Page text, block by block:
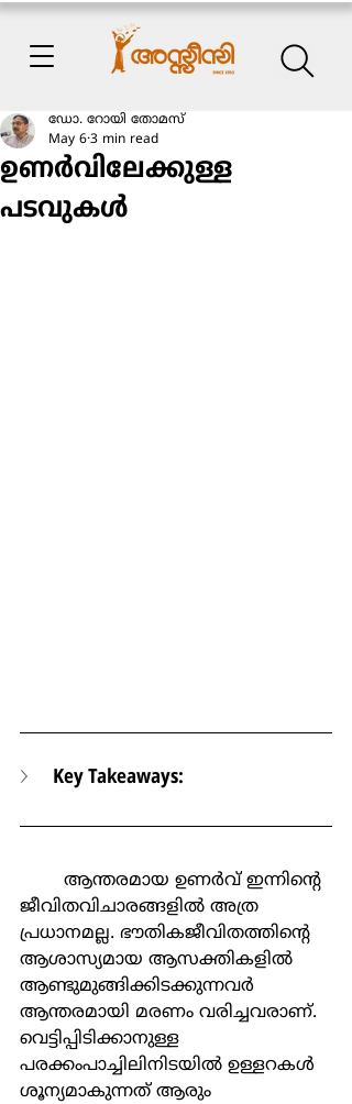
ഉണര്‍വിലേക്കുള്ള
പടവുകള്‍
ഡോ. റോയി തോമസ്
May 6 3 min read
Key Takeaways:
ജീവിതവിചാരങ്ങളില്‍ അത്ര
പ്രധാനമല്ല. ഭൗതികജീവിതത്തിന്‍റെ
ആശാസ്യമായ ആസക്തികളില്‍
ആണ്ടുമുങ്ങിക്കിടക്കുന്നവര്‍
ആന്തരമായി മരണം വരിച്ചവരാണ്.
വെട്ടിപ്പിടിക്കാനുള്ള
പരക്കംപാച്ചിലിനിടയില്‍ ഉള്ളറകള്‍
ശൂന്യമാകുന്നത് ആരും